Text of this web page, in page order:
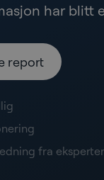
har blitt
report
fra eksperter